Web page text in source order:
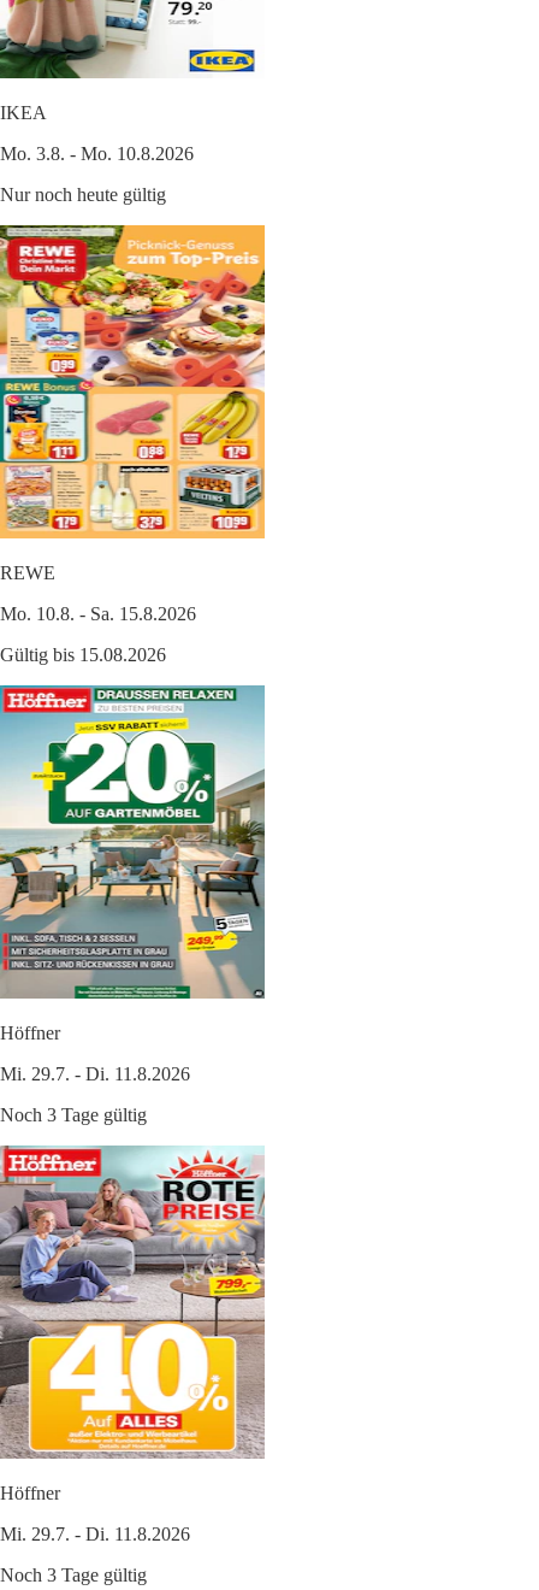
IKEA
Mo. 3.8. - Mo. 10.8.2026
Nur noch heute gültig
REWE
Mo. 10.8. - Sa. 15.8.2026
Gültig bis 15.08.2026
Höffner
Mi. 29.7. - Di. 11.8.2026
Noch 3 Tage gültig
Höffner
Mi. 29.7. - Di. 11.8.2026
Noch 3 Tage gültig